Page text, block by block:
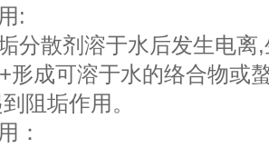
:
分散剂溶于水后发生电离
形成可溶于水的络合物或
阻垢作用。
：